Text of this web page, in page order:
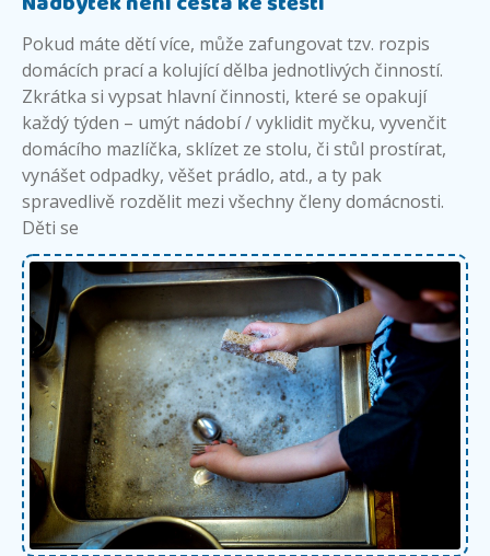
Pokud máte dětí více, může zafungovat tzv. rozpis
domácích prací a kolující dělba jednotlivých činností.
Zkrátka si vypsat hlavní činnosti, které se opakují
každý týden – umýt nádobí / vyklidit myčku, vyvenčit
domácího mazlíčka, sklízet ze stolu, či stůl prostírat,
vynášet odpadky, věšet prádlo, atd., a ty pak
spravedlivě rozdělit mezi všechny členy domácnosti.
Děti se